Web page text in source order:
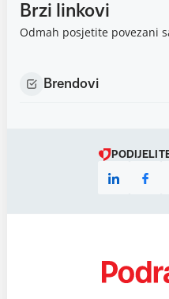
Brzi linkovi
Odmah posjetite povezani
Brendovi